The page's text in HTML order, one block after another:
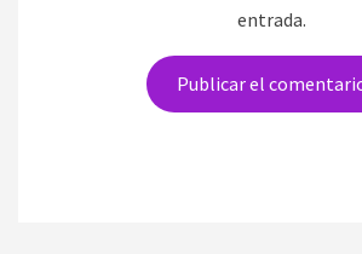
entrada.